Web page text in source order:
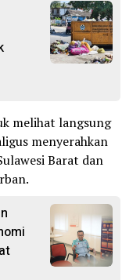
melihat langsung
menyerahkan
Barat dan